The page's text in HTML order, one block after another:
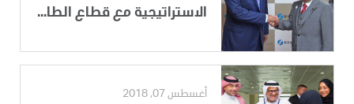
الاستراتيجية مع قطاع الطا...
أغسطس 07, 2018